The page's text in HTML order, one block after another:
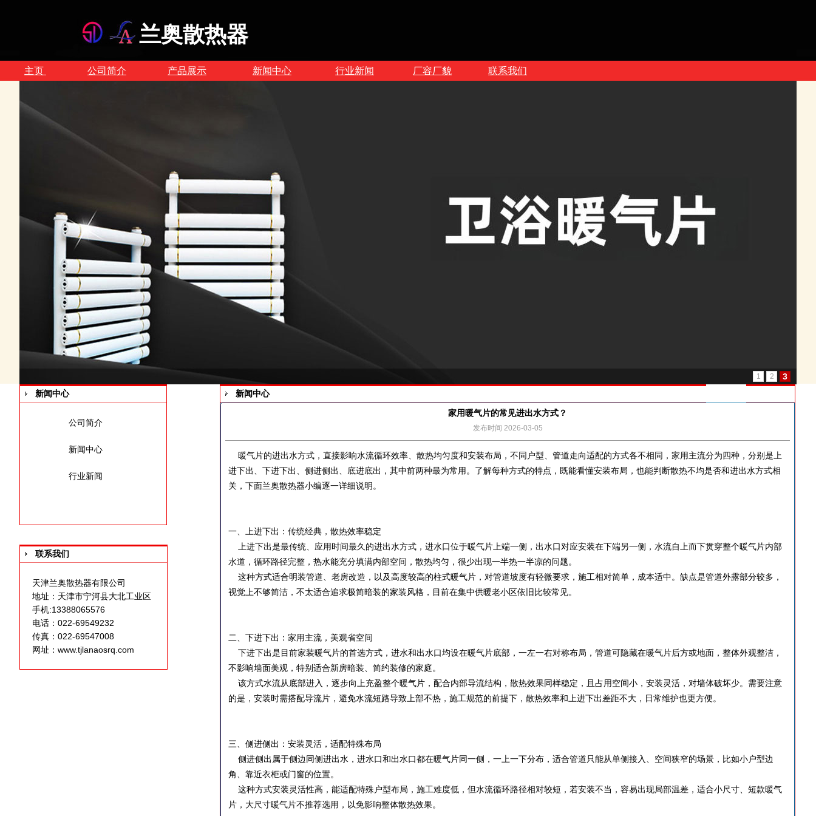
兰奥散热器
主页 公司简介 产品展示 新闻中心 行业新闻 厂容厂貌 联系我们
1 2
3
新闻中心
公司简介
新闻中心
行业新闻
新闻中心
家用暖气片的常见进出水方式？
发布时间 2026-03-05
暖气片的进出水方式，直接影响水流循环效率、散热均匀度和安装布局，不同户型、管道走向适配的方式各不相同，家用主流分为四种，分别是上
进下出、下进下出、侧进侧出、底进底出，其中前两种最为常用。了解每种方式的特点，既能看懂安装布局，也能判断散热不均是否和进出水方式相
关，下面兰奥散热器小编逐一详细说明。
一、上进下出：传统经典，散热效率稳定
上进下出是最传统、应用时间最久的进出水方式，进水口位于暖气片上端一侧，出水口对应安装在下端另一侧，水流自上而下贯穿整个暖气片内部
水道，循环路径完整，热水能充分填满内部空间，散热均匀，很少出现一半热一半凉的问题。
这种方式适合明装管道、老房改造，以及高度较高的柱式暖气片，对管道坡度有轻微要求，施工相对简单，成本适中。缺点是管道外露部分较多，
视觉上不够简洁，不太适合追求极简暗装的家装风格，目前在集中供暖老小区依旧比较常见。
二、下进下出：家用主流，美观省空间
下进下出是目前家装暖气片的首选方式，进水和出水口均设在暖气片底部，一左一右对称布局，管道可隐藏在暖气片后方或地面，整体外观整洁，
不影响墙面美观，特别适合新房暗装、简约装修的家庭。
该方式水流从底部进入，逐步向上充盈整个暖气片，配合内部导流结构，散热效果同样稳定，且占用空间小，安装灵活，对墙体破坏少。需要注意
的是，安装时需搭配导流片，避免水流短路导致上部不热，施工规范的前提下，散热效率和上进下出差距不大，日常维护也更方便。
三、侧进侧出：安装灵活，适配特殊布局
侧进侧出属于侧边同侧进出水，进水口和出水口都在暖气片同一侧，一上一下分布，适合管道只能从单侧接入、空间狭窄的场景，比如小户型边
角、靠近衣柜或门窗的位置。
这种方式安装灵活性高，能适配特殊户型布局，施工难度低，但水流循环路径相对较短，若安装不当，容易出现局部温差，适合小尺寸、短款暖气
片，大尺寸暖气片不推荐选用，以免影响整体散热效果。
联系我们
天津兰奥散热器有限公司
地址：天津市宁河县大北工业区
手机:13388065576
电话：022-69549232
传真：022-69547008
网址： www.tjlanaosrq.com